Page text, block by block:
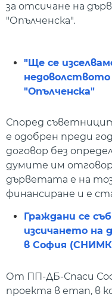
за отсичане на
"Опълченска".
"Ще се
недоволството
"Опълченска"
Според
е одобрен преди
договор без
думите им
дърветата е на
финансиране и е
Граждани се
изсичането на
в София
От ПП-ДБ-Спаси
проекта в етап, в